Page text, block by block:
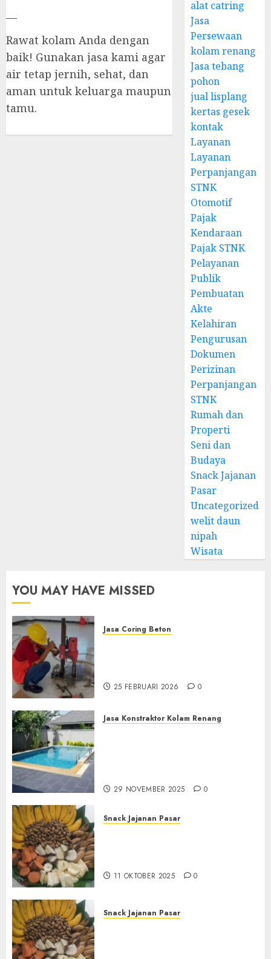
—
Rawat kolam Anda dengan
baik! Gunakan jasa kami agar
air tetap jernih, sehat, dan
aman untuk keluarga maupun
tamu.
alat catring
Jasa
Persewaan
kolam renang
Jasa tebang
pohon
jual lisplang
kertas gesek
kontak
Layanan
Layanan
Perpanjangan
STNK
Otomotif
Pajak
Kendaraan
Pajak STNK
Pelayanan
Publik
Pembuatan
Akte
Kelahiran
Pengurusan
Dokumen
Perizinan
Perpanjangan
STNK
Rumah dan
Properti
Seni dan
Budaya
Snack Jajanan
Pasar
Uncategorized
welit daun
nipah
Wisata
YOU MAY HAVE MISSED
Jasa Coring Beton
25 FEBRUARI 2026 0
Jasa Konstraktor Kolam Renang
29 NOVEMBER 2025 0
Snack Jajanan Pasar
11 OKTOBER 2025 0
Snack Jajanan Pasar